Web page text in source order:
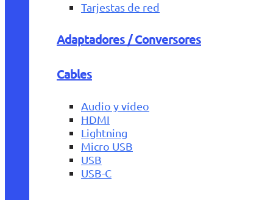
Tarjestas de red
Adaptadores / Conversores
Cables
Audio y vídeo
HDMI
Lightning
Micro USB
USB
USB-C